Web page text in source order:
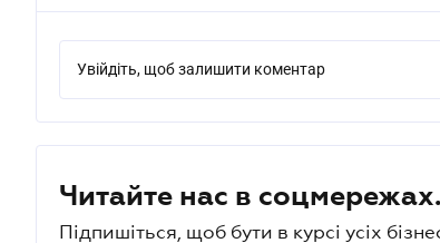
Увійдіть, щоб залишити коментар
Читайте нас в соцмережах.
Підпишіться, щоб бути в курсі усіх